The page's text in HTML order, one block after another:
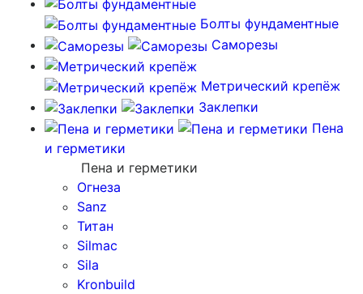
Болты фундаментные
Саморезы
Метрический крепёж
Заклепки
Пена
и герметики
Пена и герметики
Огнеза
Sanz
Титан
Silmac
Sila
Kronbuild